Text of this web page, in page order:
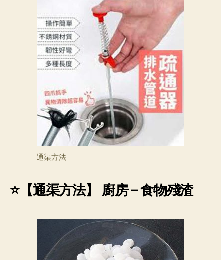
通渠方法
⭐【通渠方法】 廚房 – 食物殘渣